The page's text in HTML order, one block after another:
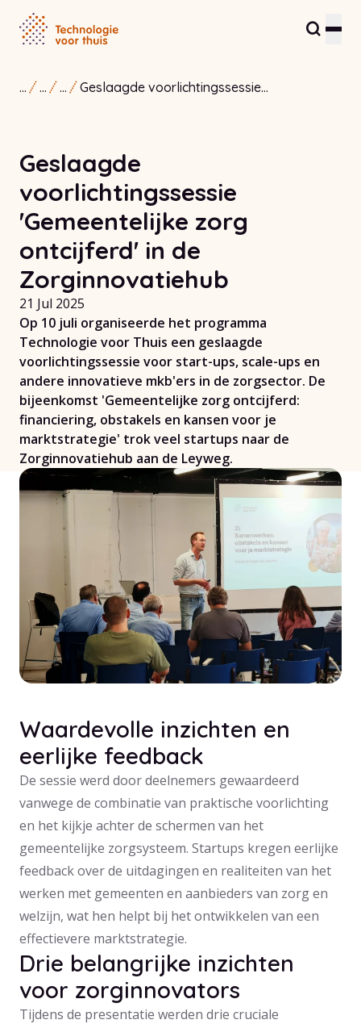
Residents and care providers
Healthcare Innovation Hub
About us
Contact
... ... ...
Geslaagde voorlichtingssessie
Geslaagde
voorlichtingssessie
'Gemeentelijke zorg
ontcijferd' in de
Zorginnovatiehub
21 Jul 2025
Op 10 juli organiseerde het programma
Technologie voor Thuis een geslaagde
voorlichtingssessie voor start-ups, scale-ups en
andere innovatieve mkb'ers in de zorgsector. De
bijeenkomst 'Gemeentelijke zorg ontcijferd:
financiering, obstakels en kansen voor je
marktstrategie' trok veel startups naar de
Zorginnovatiehub aan de Leyweg.
Waardevolle inzichten en
eerlijke feedback
De sessie werd door deelnemers gewaardeerd
vanwege de combinatie van praktische voorlichting
en het kijkje achter de schermen van het
gemeentelijke zorgsysteem. Startups kregen eerlijke
feedback over de uitdagingen en realiteiten van het
werken met gemeenten en aanbieders van zorg en
welzijn, wat hen helpt bij het ontwikkelen van een
effectievere marktstrategie.
Drie belangrijke inzichten
voor zorginnovators
Tijdens de presentatie werden drie cruciale